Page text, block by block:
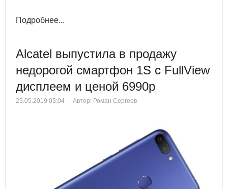
Подробнее...
Alcatel выпустила в продажу
недорогой смартфон 1S с FullView
дисплеем и ценой 6990р
25.05.2019 05:04 Автор: Роман Сергеев